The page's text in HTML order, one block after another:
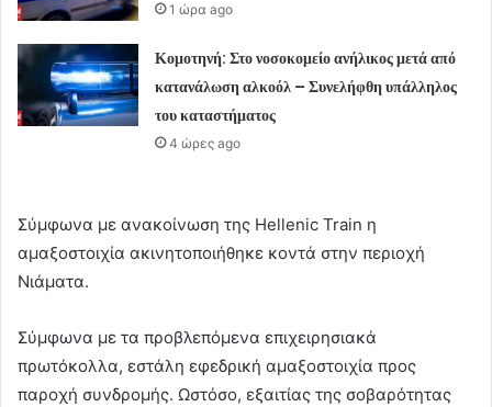
1 ώρα ago
Κομοτηνή: Στο νοσοκομείο ανήλικος μετά από
κατανάλωση αλκοόλ – Συνελήφθη υπάλληλος
του καταστήματος
4 ώρες ago
Σύμφωνα με ανακοίνωση της Hellenic Train η
αμαξοστοιχία ακινητοποιήθηκε κοντά στην περιοχή
Νιάματα.
Σύμφωνα με τα προβλεπόμενα επιχειρησιακά
πρωτόκολλα, εστάλη εφεδρική αμαξοστοιχία προς
παροχή συνδρομής. Ωστόσο, εξαιτίας της σοβαρότητας